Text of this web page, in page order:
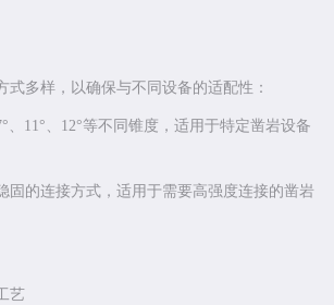
式多样，以确保与不同设备的适配性：
、11°、12°等不同锥度，适用于特定凿岩设备
固的连接方式，适用于需要高强度连接的凿岩
艺